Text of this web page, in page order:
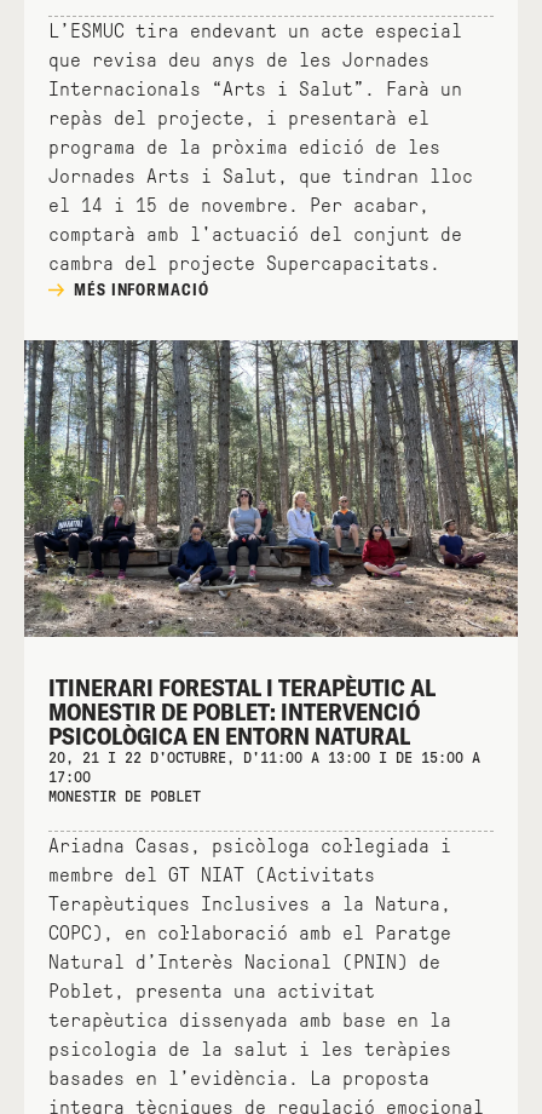
L’ESMUC tira endevant un acte especial
que revisa deu anys de les Jornades
Internacionals “Arts i Salut”. Farà un
repàs del projecte, i presentarà el
programa de la pròxima edició de les
Jornades Arts i Salut, que tindran lloc
el 14 i 15 de novembre. Per acabar,
comptarà amb l'actuació del conjunt de
cambra del projecte Supercapacitats.
MÉS INFORMACIÓ
ITINERARI FORESTAL I TERAPÈUTIC AL
MONESTIR DE POBLET: INTERVENCIÓ
PSICOLÒGICA EN ENTORN NATURAL
20, 21 I 22 D'OCTUBRE, D'11:00 A 13:00 I DE 15:00 A
17:00
MONESTIR DE POBLET
Ariadna Casas, psicòloga col·legiada i
membre del GT NIAT (Activitats
Terapèutiques Inclusives a la Natura,
COPC), en col·laboració amb el Paratge
Natural d’Interès Nacional (PNIN) de
Poblet, presenta una activitat
terapèutica dissenyada amb base en la
psicologia de la salut i les teràpies
basades en l’evidència. La proposta
integra tècniques de regulació emocional